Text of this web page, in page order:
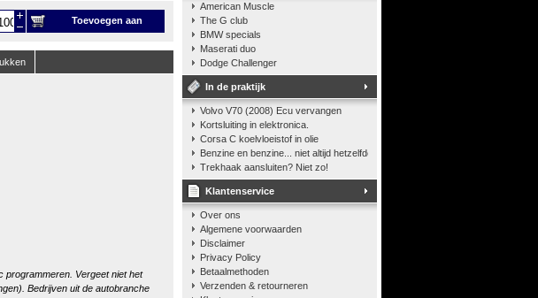
Toevoegen aan
Vergeet niet het
Bedrijven uit de autobranche
American Muscle
The G club
BMW specials
Maserati duo
Dodge Challenger
In de praktijk
Volvo V70 (2008) Ecu vervangen
Kortsluiting in elektronica.
Corsa C koelvloeistof in olie
Benzine en benzine... niet altijd hetzelfde
Trekhaak aansluiten? Niet zo!
Klantenservice
Over ons
Algemene voorwaarden
Disclaimer
Privacy Policy
Betaalmethoden
Verzenden & retourneren